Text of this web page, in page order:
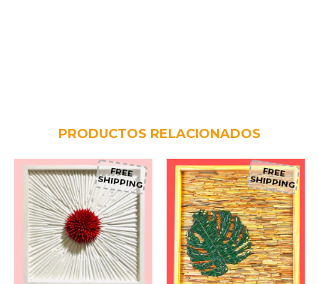
PRODUCTOS RELACIONADOS
FREE
SHIPPING
FREE
SHIPPING